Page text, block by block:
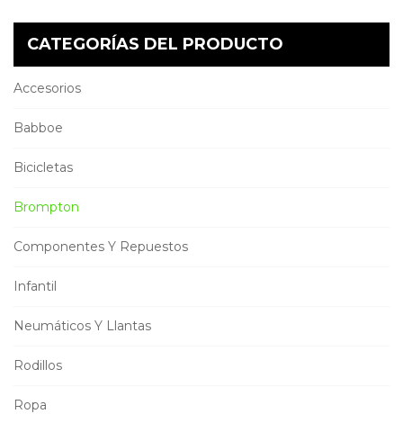
CATEGORÍAS DEL PRODUCTO
Accesorios
Babboe
Bicicletas
Brompton
Componentes Y Repuestos
Infantil
Neumáticos Y Llantas
Rodillos
Ropa